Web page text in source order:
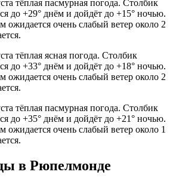
тёплая пасмурная погода. Столбик
до +29° днём и дойдёт до +15° ночью.
ожидается очень слабый ветер около 2
тёплая ясная погода. Столбик
до +33° днём и дойдёт до +18° ночью.
ожидается очень слабый ветер около 2
тёплая пасмурная погода. Столбик
до +35° днём и дойдёт до +21° ночью.
ожидается очень слабый ветер около 1
в Рюпелмонде